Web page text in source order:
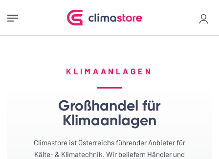
KLIMAANLAGEN
Großhandel für
Klimaanlagen
Climastore ist Österreichs führender Anbieter für
Kälte- & Klimatechnik. Wir beliefern Händler und